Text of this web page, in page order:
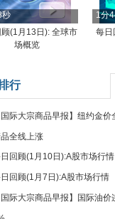
秒
(1月13日): 全球市
场概览
1分
每日
行
国际大宗商品早报】纽约金
全线上涨
回顾(1月10日):A股市场行情
回顾(1月7日):A股市场行情
国际大宗商品早报】国际油